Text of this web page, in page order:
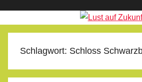
Schlagwort: Schloss